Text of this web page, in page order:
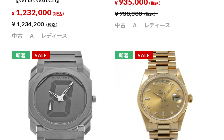
¥1,234,200（税込）
¥ 1,232,000（税込）
中古 A レディース
¥938,300（税込）
¥ 935,000（税込）
中古 A レディース
新着 SALE 新着 SALE